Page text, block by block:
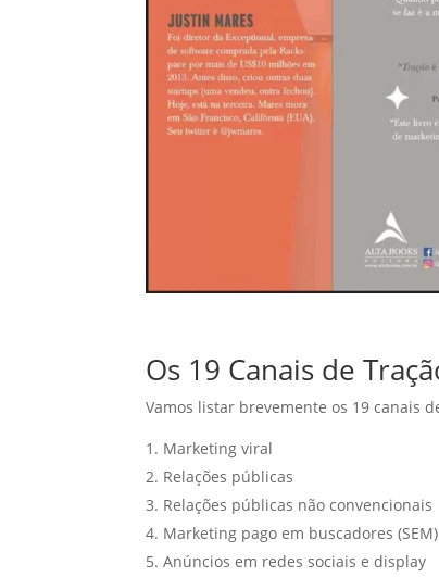
Os 19 Canais de
Vamos listar brevemente os 19 canais
Marketing viral
Relações públicas
Relações públicas não convencionais
Marketing pago em buscadores (SEM)
Anúncios em redes sociais e display